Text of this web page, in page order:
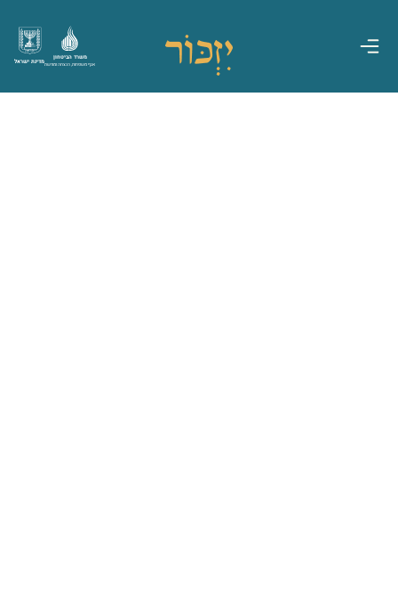
מדינת ישראל
משרד הביטחון
אגף משפחות, הנצחה ומורשת